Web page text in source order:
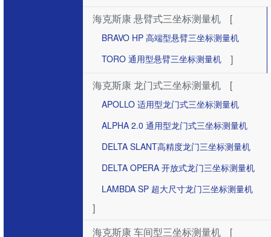
海克斯康 悬臂式三坐标测量机
[
BRAVO HP 高端型悬臂三坐标测量机
TORO 通用型悬臂三坐标测量机
]
海克斯康 龙门式三坐标测量机
[
APOLLO 适用型龙门式三坐标测量机
ALPHA 2.0 通用型龙门式三坐标测量机
DELTA SLANT高精度龙门三坐标测量机
DELTA OPERA 开放式龙门三坐标测量机
LAMBDA SP 超大尺寸龙门三坐标测量机
]
海克斯康 车间型三坐标测量机
[